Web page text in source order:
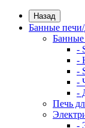
Назад
Банные
Банные
-
-
-
-
-
Печь
-